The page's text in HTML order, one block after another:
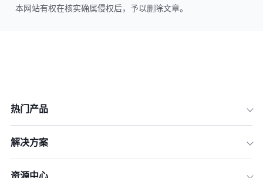
本网站有权在核实确属侵权后，予以删除文章。
热门产品
解决方案